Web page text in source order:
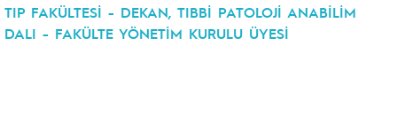
TIP FAKÜLTESİ - DEKAN, TIBBİ PATOLOJİ ANABİLİM
DALI - FAKÜLTE YÖNETİM KURULU ÜYESİ